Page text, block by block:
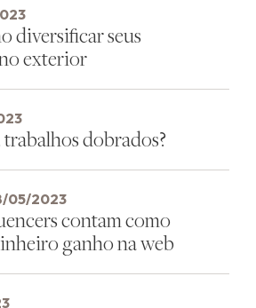
diversificar seus
exterior
dobrados?
05/2023
contam como
ganho na web